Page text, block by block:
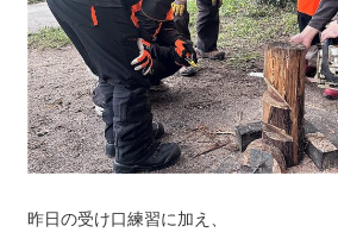
昨日の受け口練習に加え、